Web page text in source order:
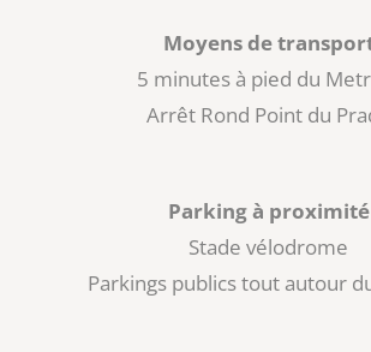
Moyens de
5 minutes à pied du
Arrêt Rond Point du
Parking à proximité
Stade vélodrome
Parkings publics tout autour